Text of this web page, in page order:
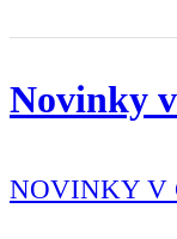
Novinky v
NOVINKY V